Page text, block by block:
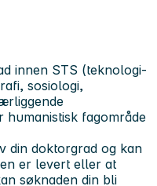
innen STS (teknologi-
sosiologi,
humanistisk fagområde
din doktorgrad og kan
er levert eller at
søknaden din bli